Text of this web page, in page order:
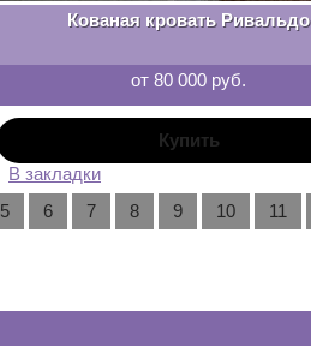
Кованая кровать Ривальдо
от 80 000 руб.
В закладки
5 6 7 8 9 10 11